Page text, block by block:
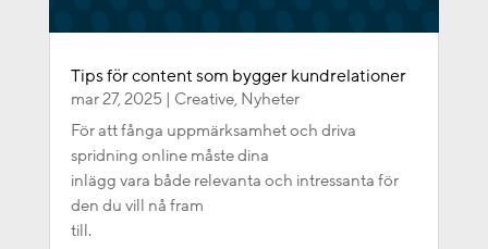
Tips för content som bygger kundrelationer
mar 27, 2025 | Creative, Nyheter
För att fånga uppmärksamhet och driva
spridning online måste dina
inlägg vara både relevanta och intressanta för
den du vill nå fram
till.